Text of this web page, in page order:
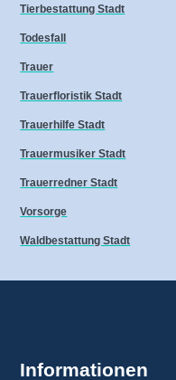
Tierbestattung Stadt
Todesfall
Trauer
Trauerfloristik Stadt
Trauerhilfe Stadt
Trauermusiker Stadt
Trauerredner Stadt
Vorsorge
Waldbestattung Stadt
Informationen